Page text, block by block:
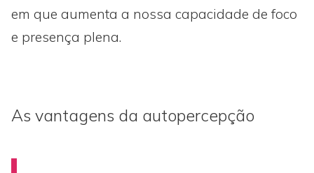
em que aumenta a nossa capacidade de foco
e presença plena.
As vantagens da autopercepção